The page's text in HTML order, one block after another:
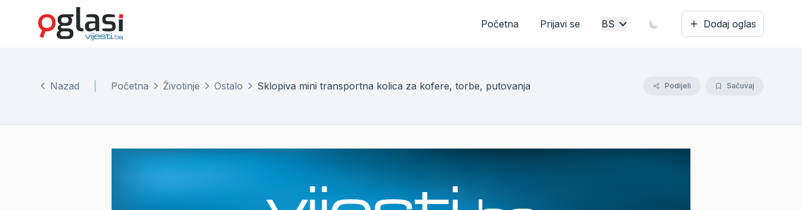
Početna Prijavi se BS Dodaj oglas
Nazad Početna Životinje Ostalo Sklopiva mini transportna kolica za kofere, torbe, putovanja Podijeli Sačuvaj